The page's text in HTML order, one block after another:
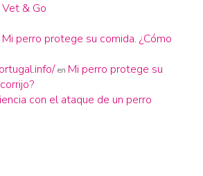
Vet & Go
Mi perro protege su comida. ¿Cómo
en Mi perro protege su
con el ataque de un perro